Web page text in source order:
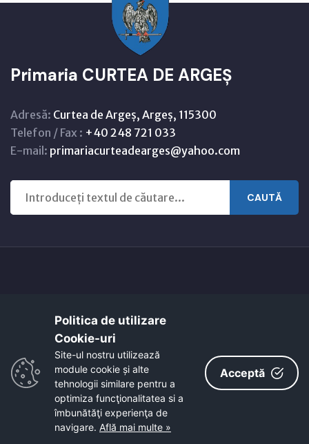
Primaria CURTEA DE ARGEȘ
Adresă: Curtea de Argeș, Argeș, 115300
Telefon / Fax : +40 248 721 033
E-mail: primariacurteadearges@yahoo.com
CAUTĂ
Harta orasului
Link-uri utile
EcoActive: Citizens for a Sustainable Europe
EcoActive: Citizens for a Sustainable Europe - Santiago
Politica de utilizare
Cookie-uri‎
Site-ul nostru utilizează
module cookie și alte
tehnologii similare pentru a
optimiza funcţionalitatea si a
îmbunătăţi experienţa de
navigare. Află mai multe »
Acceptă